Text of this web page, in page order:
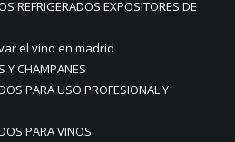
REFRIGERADOS EXPOSITORES DE
el vino en madrid
Y CHAMPANES
PARA USO PROFESIONAL Y
PARA VINOS